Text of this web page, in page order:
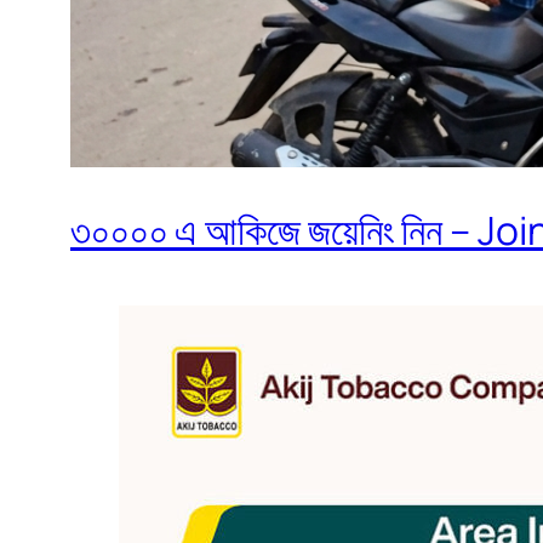
৩০০০০ এ আকিজে জয়েনিং নিন –